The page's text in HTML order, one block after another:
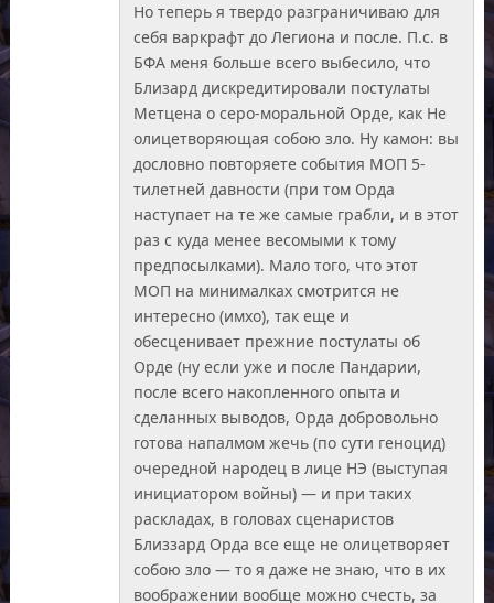
Но теперь я твердо разграничиваю для
себя варкрафт до Легиона и после. П.с. в
БФА меня больше всего выбесило, что
Близард дискредитировали постулаты
Метцена о серо-моральной Орде, как Не
олицетворяющая собою зло. Ну камон: вы
дословно повторяете события МОП 5-
тилетней давности (при том Орда
наступает на те же самые грабли, и в этот
раз с куда менее весомыми к тому
предпосылками). Мало того, что этот
МОП на минималках смотрится не
интересно (имхо), так еще и
обесценивает прежние постулаты об
Орде (ну если уже и после Пандарии,
после всего накопленного опыта и
сделанных выводов, Орда добровольно
готова напалмом жечь (по сути геноцид)
очередной народец в лице НЭ (выступая
инициатором войны) — и при таких
раскладах, в головах сценаристов
Близзард Орда все еще не олицетворяет
собою зло — то я даже не знаю, что в их
воображении вообще можно счесть, за